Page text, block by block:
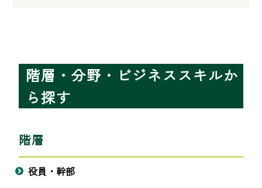
階層・分野・ビジネススキルか
ら探す
階層
役員・幹部